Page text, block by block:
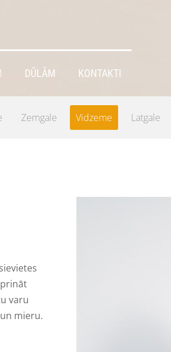
DŪLĀM KONTAKTI
Zemgale Vidzeme Latgale
varu
mieru.